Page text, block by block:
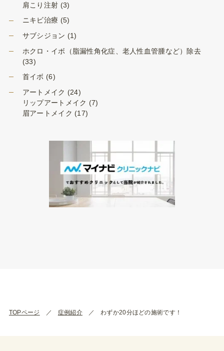
肩こり注射 (3)
ニキビ治療 (5)
サブシジョン (1)
ホクロ・イボ（脂漏性角化症、老人性血管腫など）除去
(33)
首イボ (6)
アートメイク (24)
リップアートメイク (7)
眉アートメイク (17)
TOPページ 症例紹介 わずか20分ほどの施術です！